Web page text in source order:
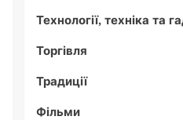
Технології, техніка та
Торгівля
Традиції
Фільми